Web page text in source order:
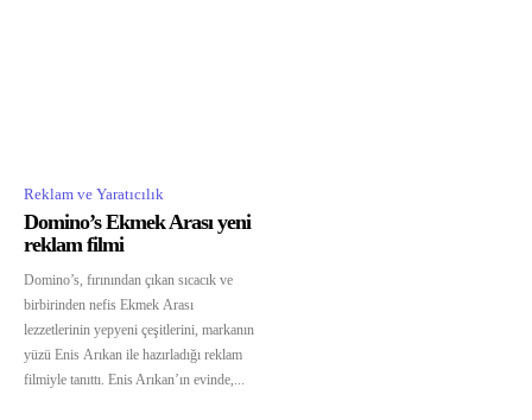
Reklam ve Yaratıcılık
Domino’s Ekmek Arası yeni
reklam filmi
Domino’s, fırınından çıkan sıcacık ve
birbirinden nefis Ekmek Arası
lezzetlerinin yepyeni çeşitlerini, markanın
yüzü Enis Arıkan ile hazırladığı reklam
filmiyle tanıttı. Enis Arıkan’ın evinde,...